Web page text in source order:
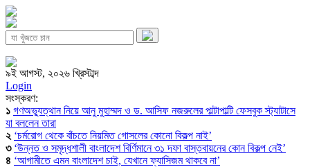
৯ই আগস্ট, ২০২৬ খ্রিস্টাব্দ
Login
সংস্করণ:
১ গণঅভ্যুত্থান নিয়ে আনু মুহাম্মদ ও ড. আসিফ নজরুলের পাল্টাপাল্টি ফেসবুক স্ট্যাটাসে
যা বললেন তারা
২ ‘চর্মরোগ থেকে বাঁচতে নিয়মিত গোসলের কোনো বিকল্প নাই’
৩ ‘উন্নত ও সমৃদ্ধশালী বাংলাদেশ বির্ণিমানে ৩১ দফা বাস্তবায়নের কোন বিকল্প নেই’
৪ ‘আগামীতে এমন বাংলাদেশ চাই, যেখানে ফ্যাসিজম থাকবে না’